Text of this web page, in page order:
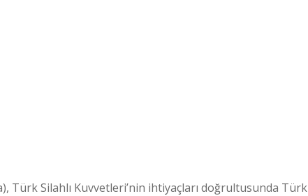
Türk Silahlı Kuvvetleri’nin ihtiyaçları doğrultusunda Türk